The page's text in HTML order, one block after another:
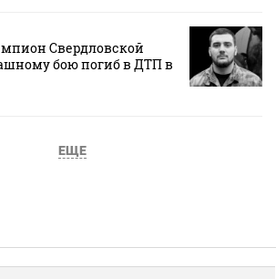
Свердловской
бою погиб в ДТП в
ЕЩЕ